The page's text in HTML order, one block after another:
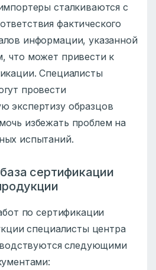
сталкиваются с
фактического
информации, указанной
что может привести к
Специалисты
провести
экспертизу образцов
избежать проблем на
испытаний.
сертификации
по сертификации
специалисты центра
следующими